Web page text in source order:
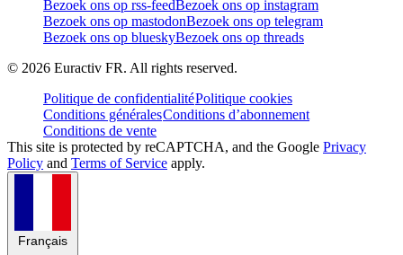
Bezoek ons op rss-feedBezoek ons op instagram
Bezoek ons op mastodonBezoek ons op telegram
Bezoek ons op blueskyBezoek ons op threads
© 2026 Euractiv FR. All rights reserved.
Politique de confidentialitéPolitique cookies
Conditions généralesConditions d’abonnement
Conditions de vente
This site is protected by reCAPTCHA, and the Google Privacy
Policy and Terms of Service apply.
Français